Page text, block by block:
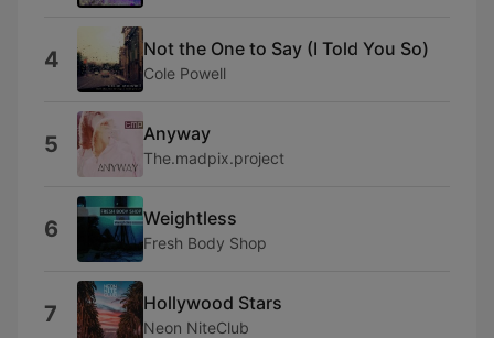
4 Not the One to Say (I Told You So)
Cole Powell
5 Anyway
The.madpix.project
6 Weightless
Fresh Body Shop
7 Hollywood Stars
Neon NiteClub